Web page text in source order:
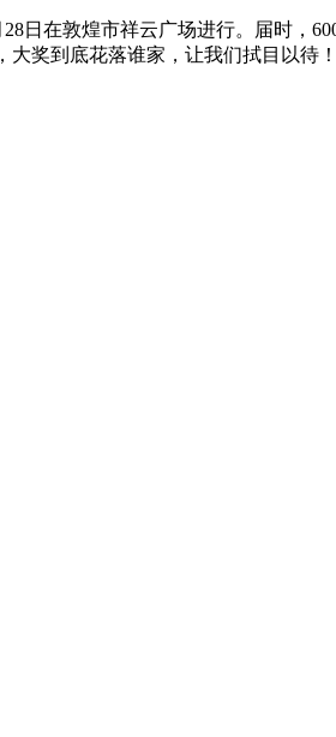
日在敦煌市祥云广场进行。届时，
奖到底花落谁家，让我们拭目以待！